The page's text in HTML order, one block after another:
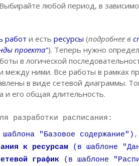
любой период, в
работ и есть ресурсы (подробнее в
проекта"). Теперь нужно
в логической
между ними. Все работы в рамках
в виде сетевой диаграммы.
и его общая длительность.
разработки расписания:
"Базовое содержание") ,
к ресурсам(в шаблоне
график(в шаблоне